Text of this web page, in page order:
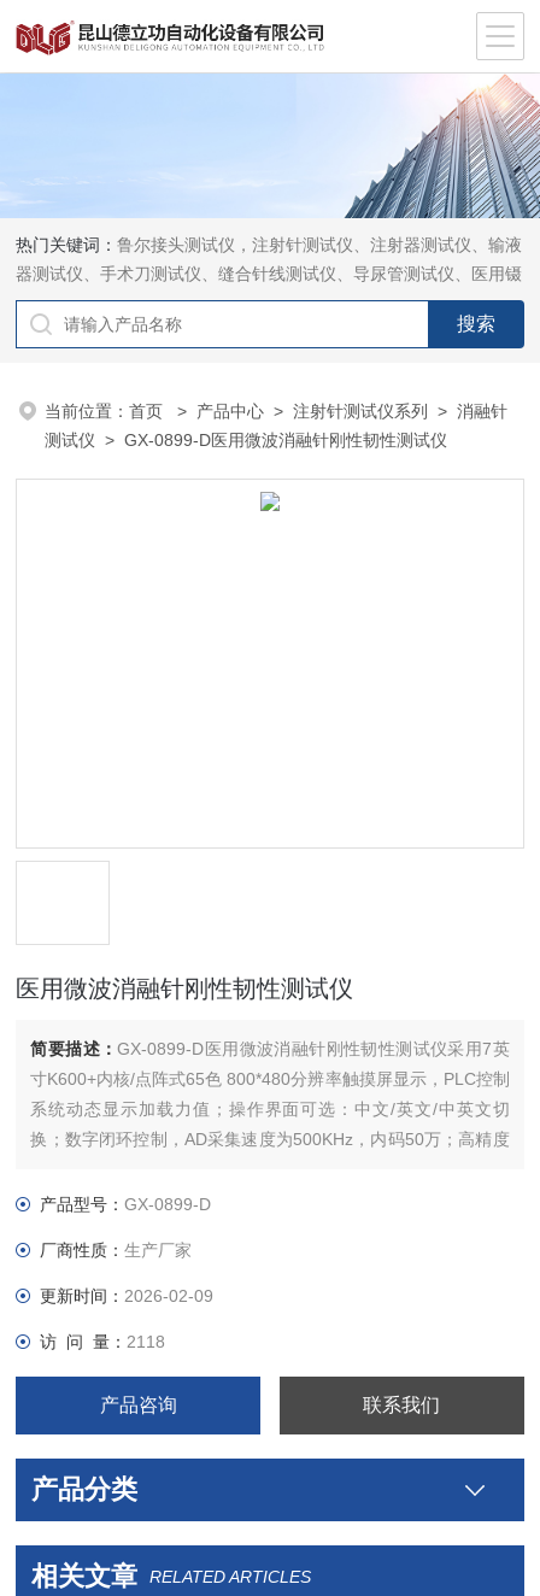
热门关键词：鲁尔接头测试仪，注射针测试仪、注射器测试仪、输液
器测试仪、手术刀测试仪、缝合针线测试仪、导尿管测试仪、医用镊
钳测试仪、导引管导丝测试仪、针灸针测试仪、留置针测试仪
当前位置：首页 > 产品中心 >注射针测试仪系列 >消融针
测试仪 > GX-0899-D医用微波消融针刚性韧性测试仪
医用微波消融针刚性韧性测试仪
简要描述：GX-0899-D医用微波消融针刚性韧性测试仪采用7英
寸K600+内核/点阵式65色 800*480分辨率触摸屏显示，PLC控制
系统动态显示加载力值；操作界面可选：中文/英文/中英文切
换；数字闭环控制，AD采集速度为500KHz，内码50万；高精度
率、最大挠度、打印设定、测试、上行、下行、时间、标定，并
产品型号：GX-0899-D
厂商性质：生产厂家
更新时间： 2026-02-09
访 问 量： 2118
产品咨询 联系我们
产品分类
相关文章 RELATED ARTICLES